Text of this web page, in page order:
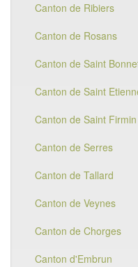
Canton de Ribiers
Canton de Rosans
Canton de Saint
Canton de Saint
Canton de Saint Firmin
Canton de Serres
Canton de Tallard
Canton de Veynes
Canton de Chorges
Canton d'Embrun